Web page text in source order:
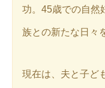
功。45歳での自然
族との新たな日々
現在は、夫と子ど